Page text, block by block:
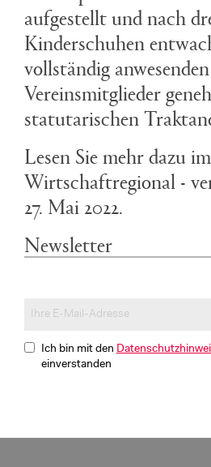
aufgestellt und nach
Kinderschuhen
vollständig anwesenden
Vereinsmitglieder
statutarischen
Lesen Sie mehr dazu im
Wirtschaftregional -
27. Mai 2022.
Newsletter
Ich bin mit den
einverstanden